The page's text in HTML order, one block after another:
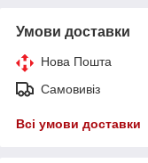
Умови доставки
Нова Пошта
Самовивіз
Всі умови доставки